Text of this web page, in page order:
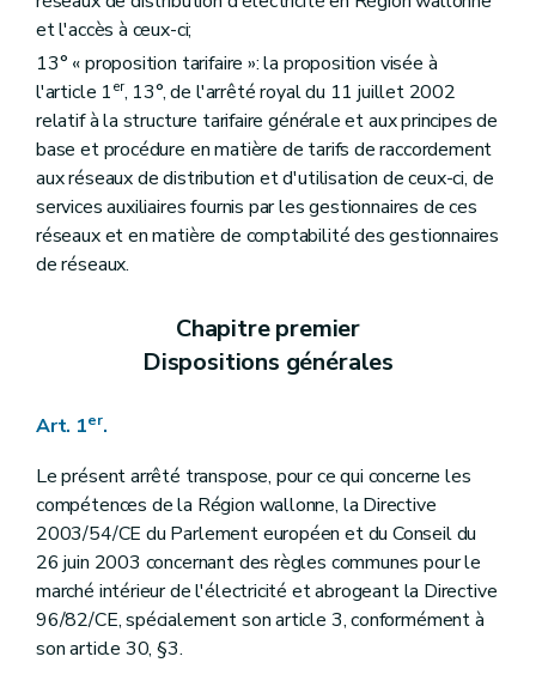
et l'accès à ceux-ci;
13° « proposition tarifaire »: la proposition visée à
l'article 1er, 13°, de l'arrêté royal du 11 juillet 2002
relatif à la structure tarifaire générale et aux principes de
base et procédure en matière de tarifs de raccordement
aux réseaux de distribution et d'utilisation de ceux-ci, de
services auxiliaires fournis par les gestionnaires de ces
réseaux et en matière de comptabilité des gestionnaires
de réseaux.
Chapitre premier
Dispositions générales
Art. 1er.
Le présent arrêté transpose, pour ce qui concerne les
compétences de la Région wallonne, la Directive
2003/54/CE du Parlement européen et du Conseil du
26 juin 2003 concernant des règles communes pour le
marché intérieur de l'électricité et abrogeant la Directive
96/82/CE, spécialement son article 3, conformément à
son article 30, §3.